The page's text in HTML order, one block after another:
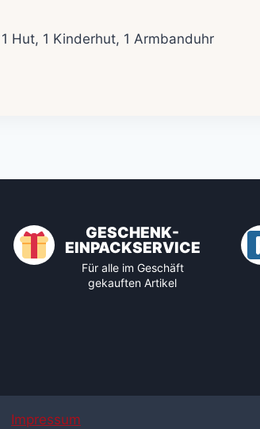
Hut, 1 Kinderhut, 1 Armbanduhr
GESCHENK-
EINPACKSERVICE
Für alle im Geschäft
gekauften Artikel
Impressum